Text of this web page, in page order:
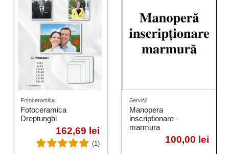
Fotoceramica
Fotoceramica
Dreptunghi
162,69 lei
(1)
Servicii
Manopera
inscriptionare -
marmura
100,00 lei